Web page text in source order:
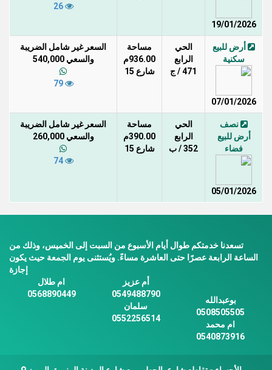
19/01/2026
26
أرض للبيع
سكنية
07/01/2026
الحي
الرابع
471 / ج
مساحة
936.00م
شارع 15
السعر غير شامل الضريبة
والسعي 540,000
79
نصف
أرض للبيع
فضاء
05/01/2026
الحي
الرابع
352 / ب
مساحة
390.00م
شارع 15
السعر غير شامل الضريبة
والسعي 260,000
74
تسعدنا خدمتكم طوال أيام الأسبوع من السبت إلى الخميس، وذلك من
الساعة الرابعة عصرًا حتى العاشرة مساءً. ويُستثنى يوم الجمعة حيث يكون
إجازة
ام طلال
0568890449
أم عزيز
0549488790
سلمان
0552256514
بوعبدالله
0508505505
ام محمد
0540873916